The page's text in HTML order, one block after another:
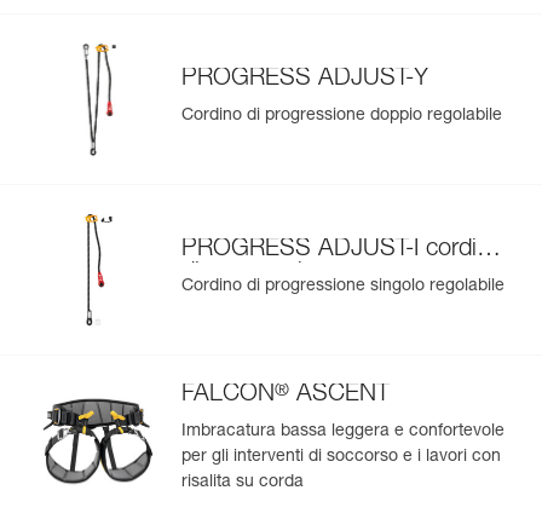
PROGRESS ADJUST-Y
Cordino di progressione doppio regolabile
PROGRESS ADJUST-I cordino
di progressione
Cordino di progressione singolo regolabile
FALCON® ASCENT
Imbracatura bassa leggera e confortevole
per gli interventi di soccorso e i lavori con
risalita su corda